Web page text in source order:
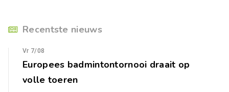
Recentste nieuws
Vr 7/08
Europees badmintontornooi draait op
volle toeren